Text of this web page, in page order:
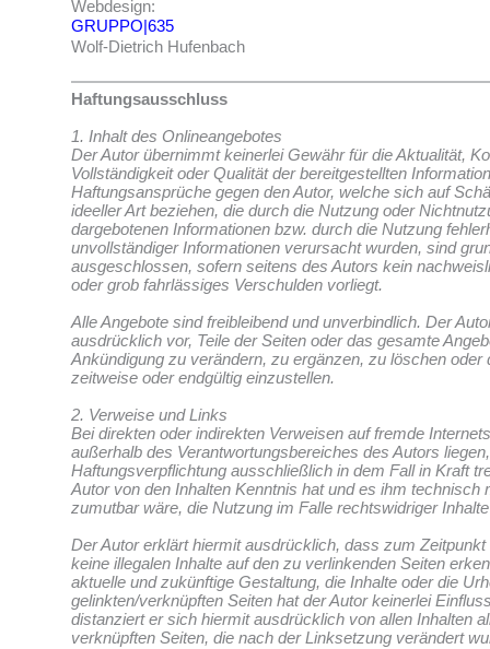
Webdesign:
GRUPPO|635
Wolf-Dietrich Hufenbach
Haftungsausschluss
1. Inhalt des Onlineangebotes
Der Autor übernimmt keinerlei Gewähr für die Aktualität,
Vollständigkeit oder Qualität der bereitgestellten
Haftungsansprüche gegen den Autor, welche sich auf
ideeller Art beziehen, die durch die Nutzung oder
dargebotenen Informationen bzw. durch die Nutzung
unvollständiger Informationen verursacht wurden, sind
ausgeschlossen, sofern seitens des Autors kein
oder grob fahrlässiges Verschulden vorliegt.
Alle Angebote sind freibleibend und unverbindlich. Der
ausdrücklich vor, Teile der Seiten oder das gesamte
Ankündigung zu verändern, zu ergänzen, zu löschen oder
zeitweise oder endgültig einzustellen.
2. Verweise und Links
Bei direkten oder indirekten Verweisen auf fremde
außerhalb des Verantwortungsbereiches des Autors
Haftungsverpflichtung ausschließlich in dem Fall in Kraft
Autor von den Inhalten Kenntnis hat und es ihm technisch
zumutbar wäre, die Nutzung im Falle rechtswidriger
Der Autor erklärt hiermit ausdrücklich, dass zum
keine illegalen Inhalte auf den zu verlinkenden Seiten
aktuelle und zukünftige Gestaltung, die Inhalte oder die
gelinkten/verknüpften Seiten hat der Autor keinerlei
distanziert er sich hiermit ausdrücklich von allen Inhalten
verknüpften Seiten, die nach der Linksetzung verändert